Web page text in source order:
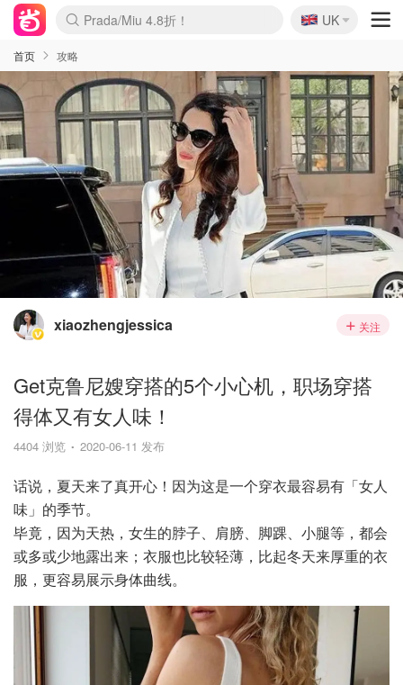
Prada/Miu 4.8折！
🇬🇧
UK
首页 攻略
xiaozhengjessica 关注
Get克鲁尼嫂穿搭的5个小心机，职场穿搭
得体又有女人味！
4404 浏览 2020-06-11 发布
话说，夏天来了真开心！因为这是一个穿衣最容易有「女人
味」的季节。
毕竟，因为天热，女生的脖子、肩膀、脚踝、小腿等，都会
或多或少地露出来；衣服也比较轻薄，比起冬天来厚重的衣
服，更容易展示身体曲线。